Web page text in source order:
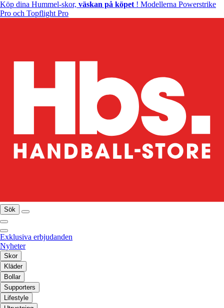
Köp dina Hummel-skor, väskan på köpet ! Modellerna Powerstrike
Pro och Topflight Pro
Sök
Exklusiva erbjudanden
Nyheter
Skor
Kläder
Bollar
Supporters
Lifestyle